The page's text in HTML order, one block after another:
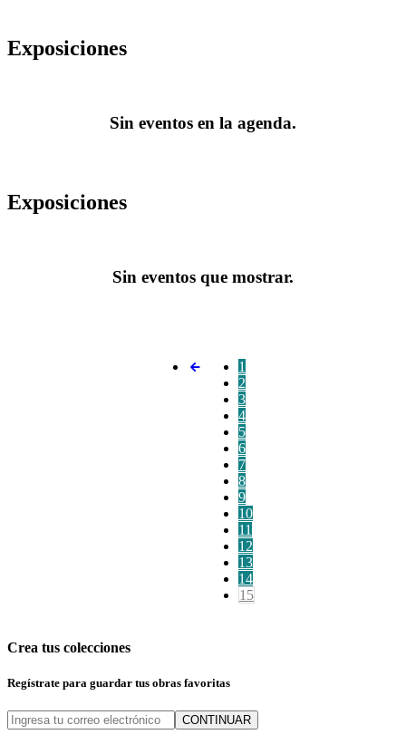
Exposiciones
Sin eventos en la agenda.
Exposiciones
Sin eventos que mostrar.
1
2
3
4
5
6
7
8
9
10
11
12
13
14
15
Crea tus colecciones
Regístrate para guardar tus obras favoritas
CONTINUAR